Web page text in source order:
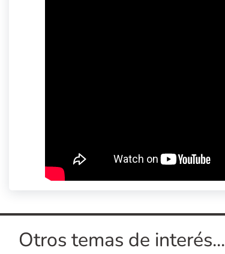
Otros temas de interés...